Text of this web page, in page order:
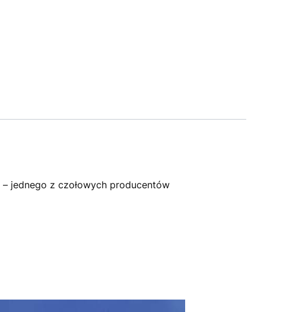
– jednego z czołowych producentów